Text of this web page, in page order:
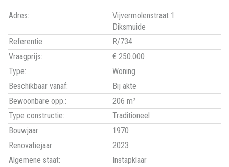
Adres:
Vijvermolenstraat 1
Diksmuide
Referentie:
R/734
Vraagprijs:
€ 250.000
Type:
Woning
Beschikbaar vanaf:
Bij akte
Bewoonbare opp.:
206 m²
Type constructie:
Traditioneel
Bouwjaar:
1970
Renovatiejaar:
2023
Algemene staat:
Instapklaar